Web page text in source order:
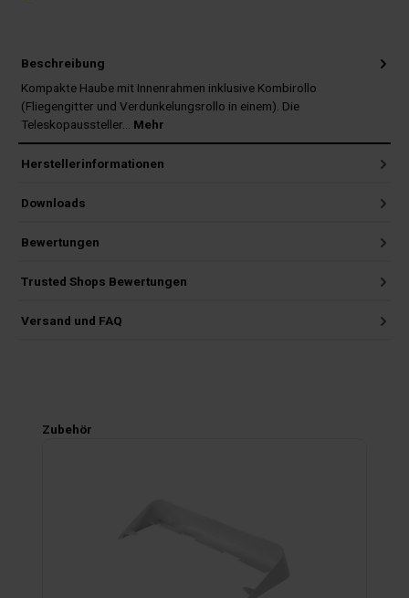
Beschreibung
Kompakte Haube mit Innenrahmen inklusive Kombirollo
(Fliegengitter und Verdunkelungsrollo in einem). Die
Teleskopaussteller… Mehr
Herstellerinformationen
Downloads
Bewertungen
Trusted Shops Bewertungen
Versand und FAQ
Produktgalerie überspringen
Zubehör